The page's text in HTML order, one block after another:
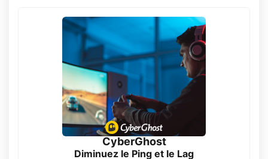
CyberGhost
Diminuez le Ping et le Lag